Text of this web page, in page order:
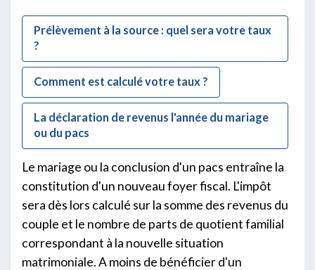
Prélèvement à la source : quel sera votre taux
?
Comment est calculé votre taux ?
La déclaration de revenus l'année du mariage
ou du pacs
Le mariage ou la conclusion d'un pacs entraîne la
constitution d'un nouveau foyer fiscal. L'impôt
sera dès lors calculé sur la somme des revenus du
couple et le nombre de parts de quotient familial
correspondant à la nouvelle situation
matrimoniale. A moins de bénéficier d'un